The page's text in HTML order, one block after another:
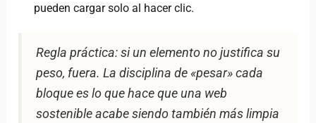
pueden cargar solo al hacer clic.
Regla práctica: si un elemento no justifica su
peso, fuera. La disciplina de «pesar» cada
bloque es lo que hace que una web
sostenible acabe siendo también más limpia